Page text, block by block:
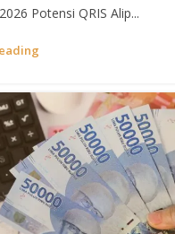
Potensi QRIS Alip...